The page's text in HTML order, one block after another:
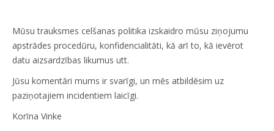
Mūsu trauksmes celšanas politika izskaidro mūsu ziņojumu
apstrādes procedūru, konfidencialitāti, kā arī to, kā ievērot
datu aizsardzības likumus utt.
Jūsu komentāri mums ir svarīgi, un mēs atbildēsim uz
paziņotajiem incidentiem laicīgi.
Korīna Vinke